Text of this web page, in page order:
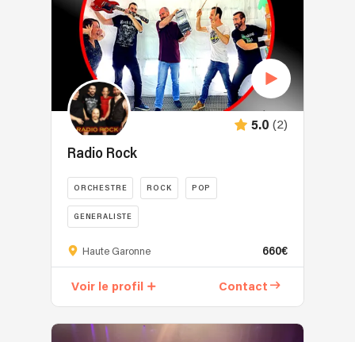
5.0 (2)
Radio Rock
ORCHESTRE ROCK POP
GENERALISTE
Haute Garonne 660€
Voir le profil Contact